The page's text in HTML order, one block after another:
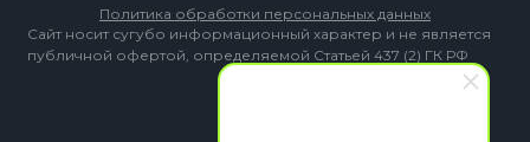
Сайт носит сугубо информационный характер и не является
публичной офертой, определяемой Статьей 437 (2) ГК РФ
Политика обработки персональных данных